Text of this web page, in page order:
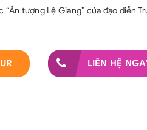
tượng Lệ Giang” của đạo diễn
LIÊN HỆ